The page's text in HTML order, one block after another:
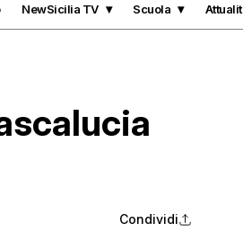
NewSicilia TV Scuola
Condividi